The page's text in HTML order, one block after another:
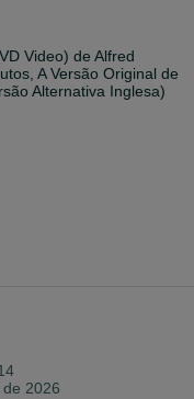
Video) de Alfred
A Versão Original de
Alternativa Inglesa)
a sua infiel mulher. O
"Não é um conceito
(Lado A) que é um
"uma versão ampliada
Guy e da sua
Comment). A essência
2026